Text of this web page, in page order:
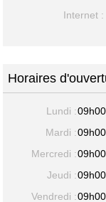
Internet :
Horaires
Lundi :
Mardi :
Mercredi :
Jeudi :
Vendredi :